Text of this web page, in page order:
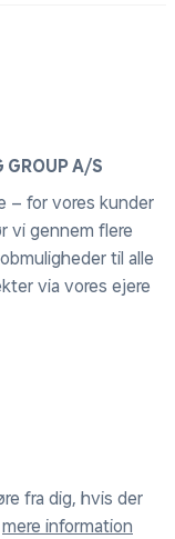
GROUP A/S
– for vores kunder
vi gennem flere
til alle
via vores ejere
fra dig, hvis der
mere information